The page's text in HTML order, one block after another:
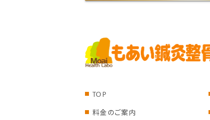
TOP
料金のご案内